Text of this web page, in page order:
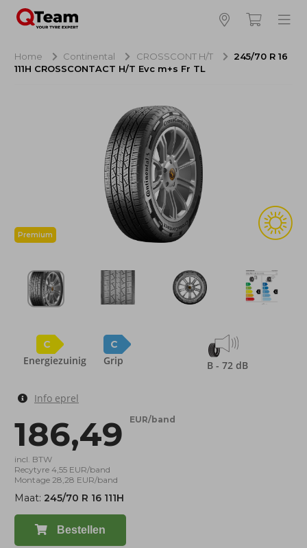
Hoeveel banden wilt u bestellen?
Totaal inclusief BTW:
Bestellen
Annuleren
Home Continental CROSSCONT H/T
245/70 R 16
111H CROSSCONTACT H/T Evc m+s Fr TL
Premium
C
Energiezuinig
C
Grip B - 72 dB
Info eprel
186,49 EUR/band
incl. BTW
Recytyre 4,55 EUR/band
Montage 28,28 EUR/band
Maat: 245/70 R 16 111H
Bestellen